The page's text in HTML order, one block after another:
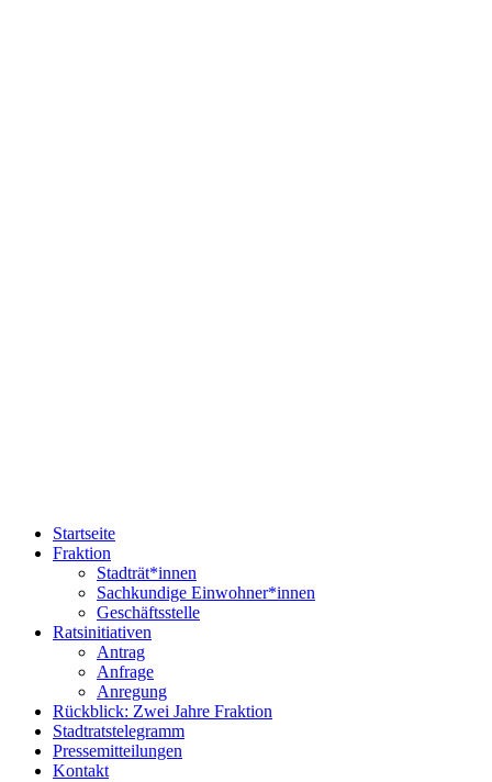
Startseite
Fraktion
Stadträt*innen
Sachkundige Einwohner*innen
Geschäftsstelle
Ratsinitiativen
Antrag
Anfrage
Anregung
Rückblick: Zwei Jahre Fraktion
Stadtratstelegramm
Pressemitteilungen
Kontakt